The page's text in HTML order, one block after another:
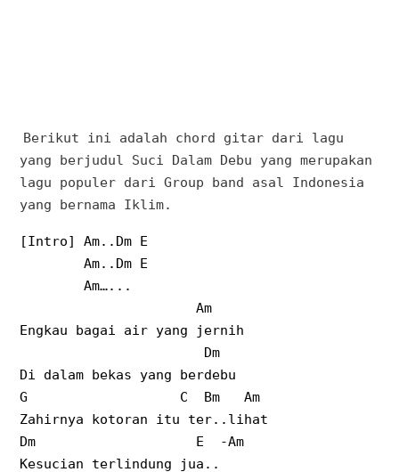
Berikut ini adalah chord gitar dari lagu
yang berjudul Suci Dalam Debu yang merupakan
lagu populer dari Group band asal Indonesia
yang bernama Iklim.
[Intro] Am..Dm E
Am..Dm E
Am…...
Am
Engkau bagai air yang jernih
Dm
Di dalam bekas yang berdebu
G C Bm Am
Zahirnya kotoran itu ter..lihat
Dm E -Am
Kesucian terlindung jua..